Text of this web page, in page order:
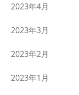
2023年4月
2023年3月
2023年2月
2023年1月